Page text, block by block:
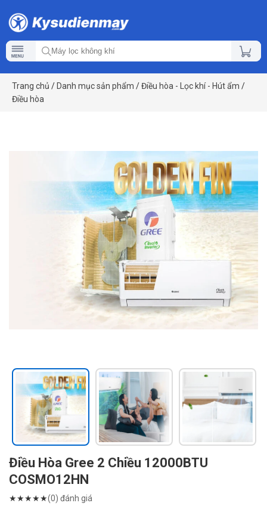
Trang chủ / Danh mục sản phẩm /Điều hòa - Lọc khí - Hút ẩm /
Điều hòa
Điều Hòa Gree 2 Chiều 12000BTU
COSMO12HN
★★★★★(0) đánh giá